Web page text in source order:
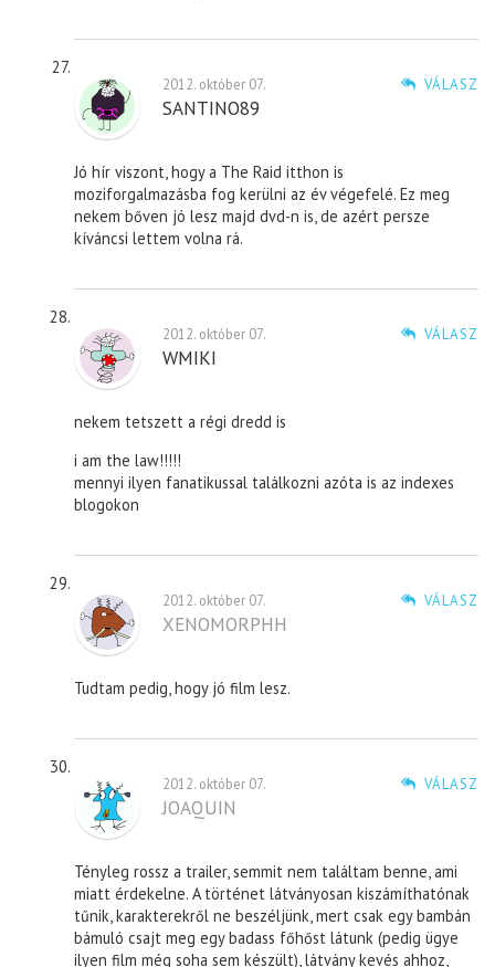
VÁLASZ
2012. október 07.
SANTINO89
Jó hír viszont, hogy a The Raid itthon is
moziforgalmazásba fog kerülni az év végefelé. Ez meg
nekem bőven jó lesz majd dvd-n is, de azért persze
kíváncsi lettem volna rá.
VÁLASZ
2012. október 07.
WMIKI
nekem tetszett a régi dredd is
i am the law!!!!!
mennyi ilyen fanatikussal találkozni azóta is az indexes
blogokon
VÁLASZ
2012. október 07.
XENOMORPHH
Tudtam pedig, hogy jó film lesz.
VÁLASZ
2012. október 07.
JOAQUIN
Tényleg rossz a trailer, semmit nem találtam benne, ami
miatt érdekelne. A történet látványosan kiszámíthatónak
tűnik, karakterekről ne beszéljünk, mert csak egy bambán
bámuló csajt meg egy badass főhőst látunk (pedig ügye
ilyen film még soha sem készült), látvány kevés ahhoz,